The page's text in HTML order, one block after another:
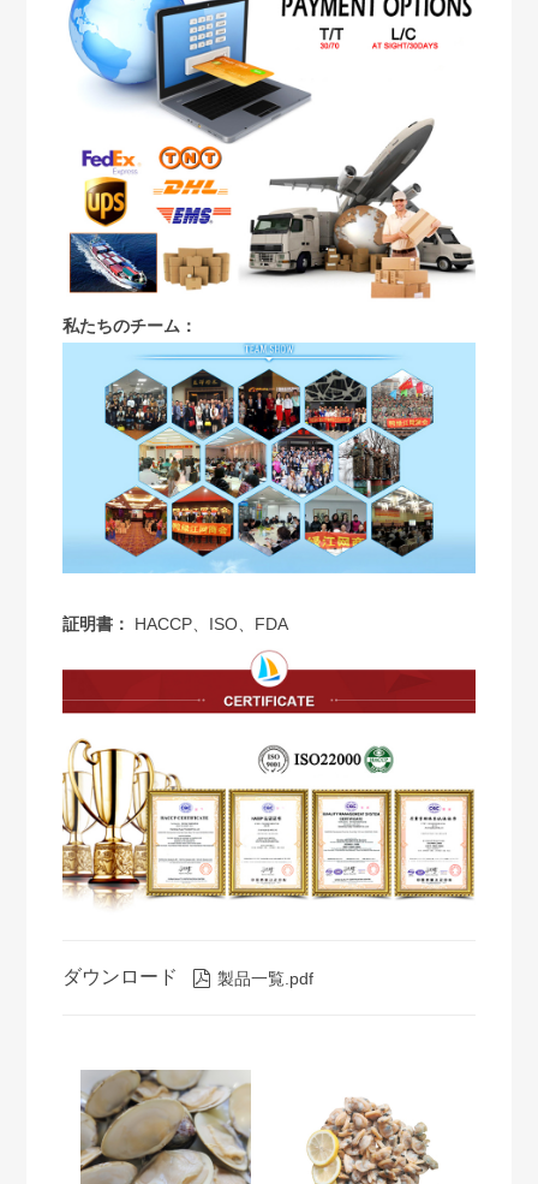
私たちのチーム：
証明書： HACCP、ISO、FDA
ダウンロード  製品一覧.pdf